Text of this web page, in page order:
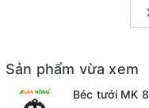
Sản phẩm vừa xem
Béc tưới MK